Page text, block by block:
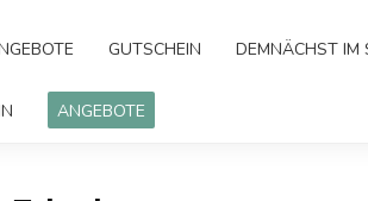
GUTSCHEIN DEMNÄCHST IM
ANGEBOTE